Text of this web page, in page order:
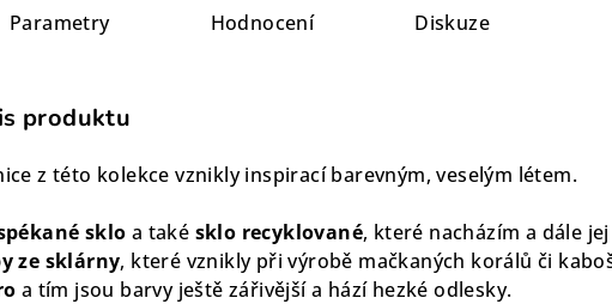
Parametry Hodnocení Diskuze
produktu
z této kolekce vznikly inspirací barevným, veselým létem.
sklo a také sklo recyklované, které nacházím a dále
ze sklárny, které vznikly při výrobě mačkaných korálů či
a tím jsou barvy ještě zářivější a hází hezké odlesky.